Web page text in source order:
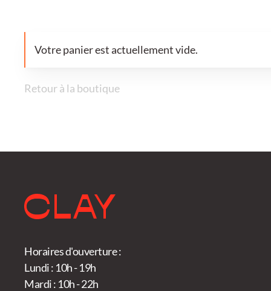
Votre panier est actuellement vide.
Retour à la boutique
Horaires d'ouverture :
Lundi : 10h - 19h
Mardi : 10h - 22h